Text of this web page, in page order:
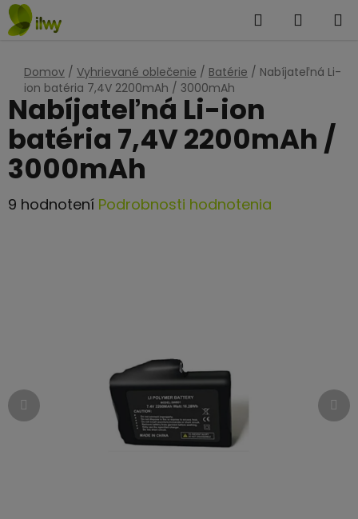
Prejsť
na
Hľadať
Domov / Vyhrievané oblečenie / Batérie / Nabíjateľná Li-
ion batéria 7,4V 2200mAh / 3000mAh
Nabíjateľná Li-ion
batéria 7,4V 2200mAh /
3000mAh
Priemerné
9 hodnotení Podrobnosti hodnotenia